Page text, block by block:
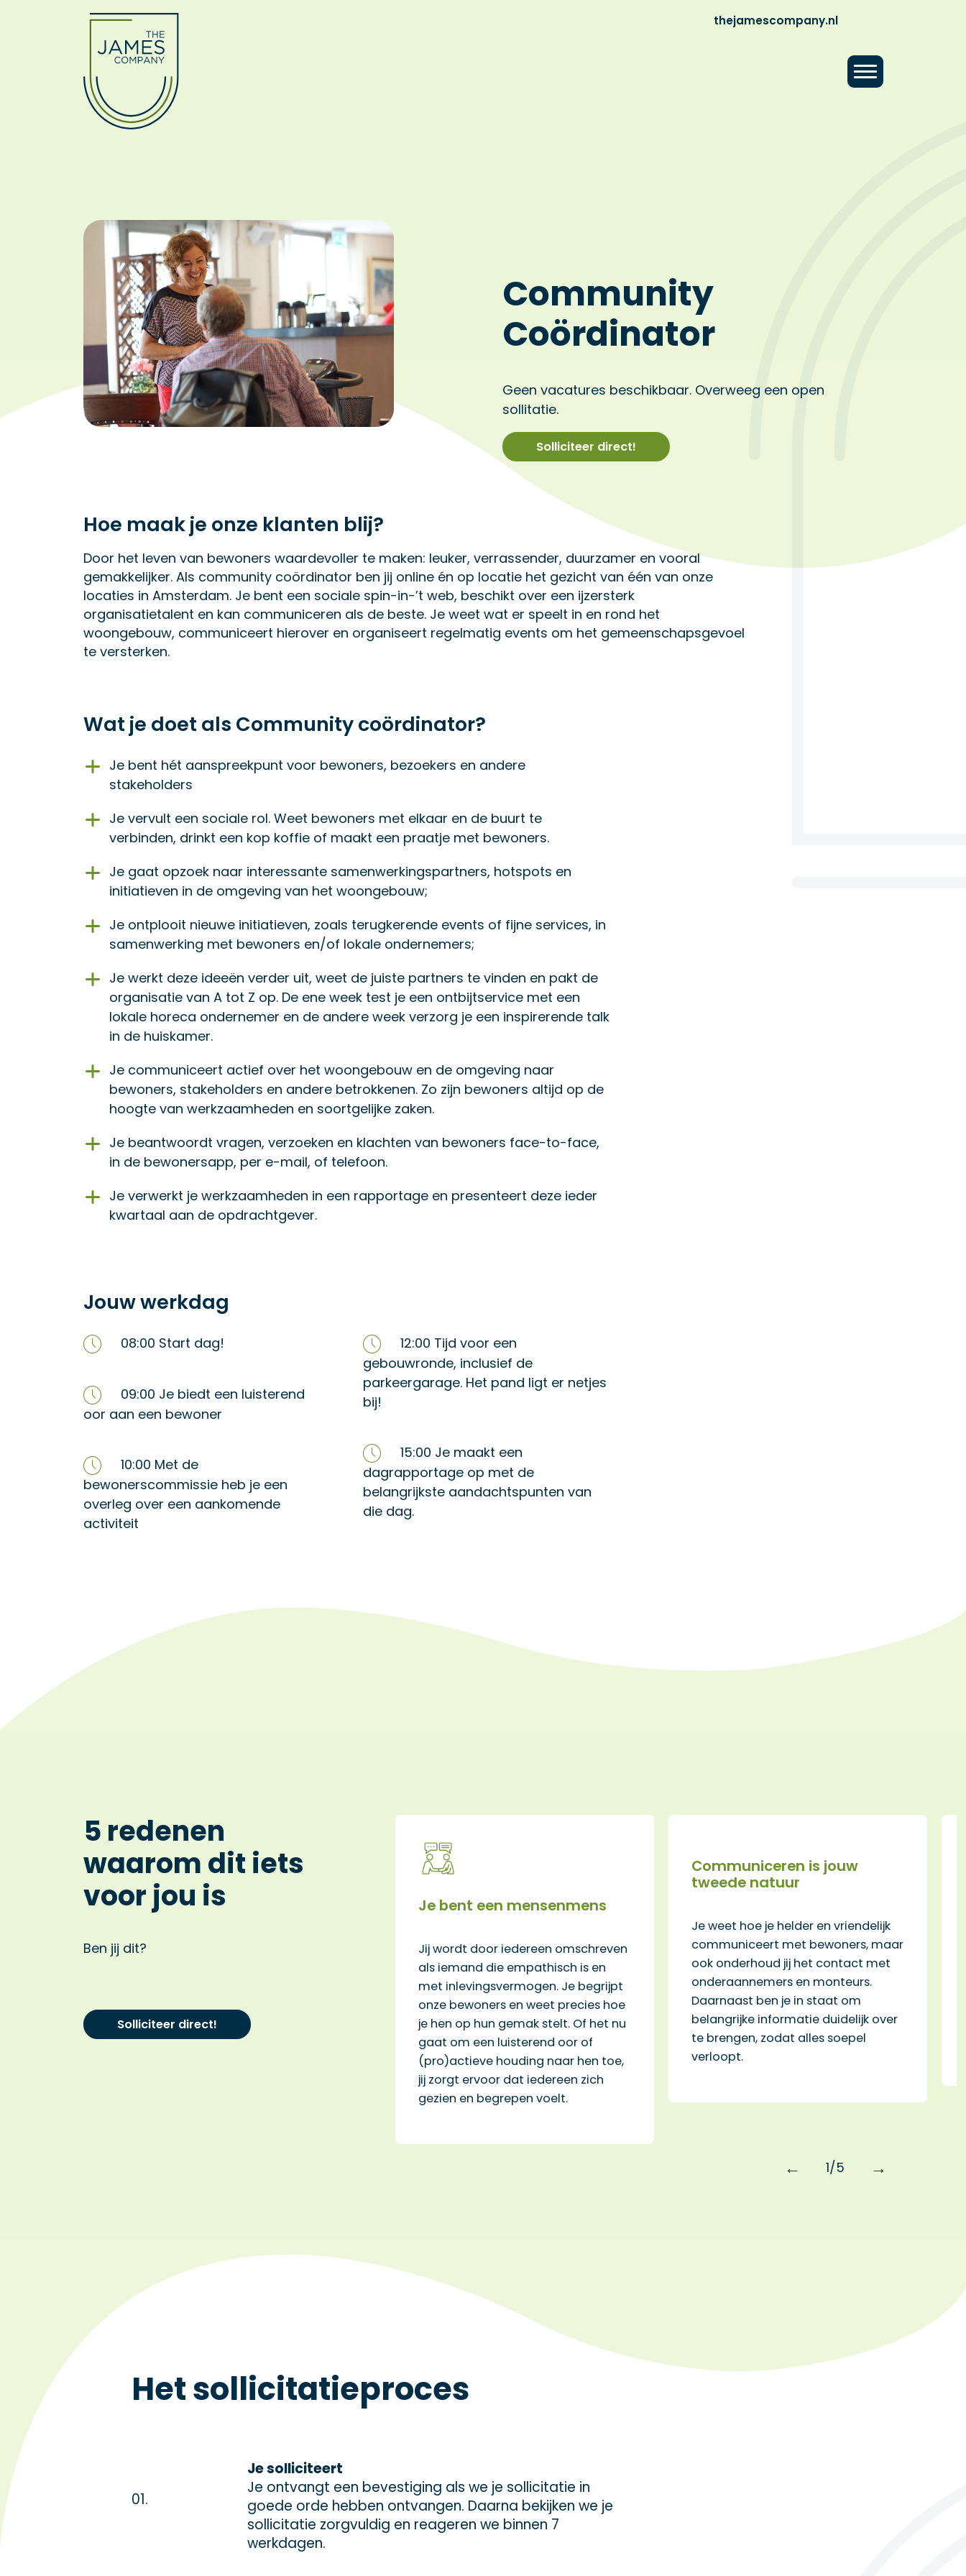
thejamescompany.nl
Community
Coördinator
Geen vacatures beschikbaar. Overweeg een open
sollitatie.
Solliciteer direct!
Hoe maak je onze klanten blij?
Door het leven van bewoners waardevoller te maken: leuker, verrassender, duurzamer en vooral
gemakkelijker. Als community coördinator ben jij online én op locatie het gezicht van één van onze
locaties in Amsterdam. Je bent een sociale spin-in-’t web, beschikt over een ijzersterk
organisatietalent en kan communiceren als de beste. Je weet wat er speelt in en rond het
woongebouw, communiceert hierover en organiseert regelmatig events om het gemeenschapsgevoel
te versterken.
Wat je doet als Community coördinator?
Je bent hét aanspreekpunt voor bewoners, bezoekers en andere
stakeholders
Je vervult een sociale rol. Weet bewoners met elkaar en de buurt te
verbinden, drinkt een kop koffie of maakt een praatje met bewoners.
Je gaat opzoek naar interessante samenwerkingspartners, hotspots en
initiatieven in de omgeving van het woongebouw;
Je ontplooit nieuwe initiatieven, zoals terugkerende events of fijne services, in
samenwerking met bewoners en/of lokale ondernemers;
Je werkt deze ideeën verder uit, weet de juiste partners te vinden en pakt de
organisatie van A tot Z op. De ene week test je een ontbijtservice met een
lokale horeca ondernemer en de andere week verzorg je een inspirerende talk
in de huiskamer.
Je communiceert actief over het woongebouw en de omgeving naar
bewoners, stakeholders en andere betrokkenen. Zo zijn bewoners altijd op de
hoogte van werkzaamheden en soortgelijke zaken.
Je beantwoordt vragen, verzoeken en klachten van bewoners face-to-face,
in de bewonersapp, per e-mail, of telefoon.
Je verwerkt je werkzaamheden in een rapportage en presenteert deze ieder
kwartaal aan de opdrachtgever.
Jouw werkdag
08:00 Start dag!
09:00 Je biedt een luisterend
oor aan een bewoner
10:00 Met de
bewonerscommissie heb je een
overleg over een aankomende
activiteit
12:00 Tijd voor een
gebouwronde, inclusief de
parkeergarage. Het pand ligt er netjes
bij!
15:00 Je maakt een
dagrapportage op met de
belangrijkste aandachtspunten van
die dag.
5 redenen
waarom dit iets
voor jou is
Ben jij dit?
Solliciteer direct!
Je bent een mensenmens
Jij wordt door iedereen omschreven
als iemand die empathisch is en
met inlevingsvermogen. Je begrijpt
onze bewoners en weet precies hoe
je hen op hun gemak stelt. Of het nu
gaat om een luisterend oor of
(pro)actieve houding naar hen toe,
jij zorgt ervoor dat iedereen zich
gezien en begrepen voelt.
Communiceren is jouw
tweede natuur
Je weet hoe je helder en vriendelijk
communiceert met bewoners, maar
ook onderhoud jij het contact met
onderaannemers en monteurs.
Daarnaast ben je in staat om
belangrijke informatie duidelijk over
te brengen, zodat alles soepel
verloopt.
2/5
Het sollicitatieproces
01.
Je solliciteert
Je ontvangt een bevestiging als we je sollicitatie in
goede orde hebben ontvangen. Daarna bekijken we je
sollicitatie zorgvuldig en reageren we binnen 7
werkdagen.